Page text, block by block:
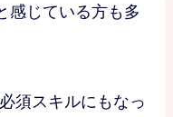
感じている方も多
須スキルにもなっ